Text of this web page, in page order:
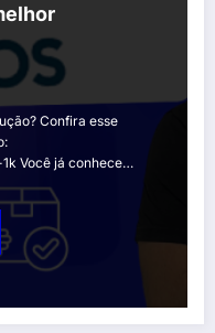
Confira esse
Você já conhece…